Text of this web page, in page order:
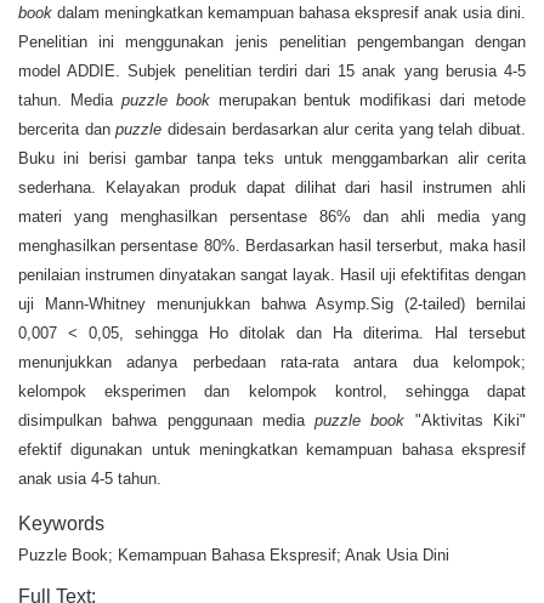
book dalam meningkatkan kemampuan bahasa ekspresif anak usia dini.
Penelitian ini menggunakan jenis penelitian pengembangan dengan
model ADDIE. Subjek penelitian terdiri dari 15 anak yang berusia 4-5
tahun. Media puzzle bookmerupakan bentuk modifikasi dari metode
bercerita danpuzzle didesain berdasarkan alur cerita yang telah dibuat.
Buku ini berisi gambar tanpa teks untuk menggambarkan alir cerita
sederhana. Kelayakan produk dapat dilihat dari hasil instrumen ahli
materi yang menghasilkan persentase 86% dan ahli media yang
menghasilkan persentase 80%. Berdasarkan hasil terserbut, maka hasil
penilaian instrumen dinyatakan sangat layak. Hasil uji efektifitas dengan
uji Mann-Whitney menunjukkan bahwa Asymp.Sig (2-tailed) bernilai
0,007 < 0,05, sehingga Ho ditolak dan Ha diterima. Hal tersebut
menunjukkan adanya perbedaan rata-rata antara dua kelompok;
kelompok eksperimen dan kelompok kontrol, sehingga dapat
disimpulkan bahwa penggunaan mediapuzzle book "Aktivitas Kiki"
efektif digunakan untuk meningkatkan kemampuan bahasa ekspresif
anak usia 4-5 tahun.
Keywords
Puzzle Book; Kemampuan Bahasa Ekspresif; Anak Usia Dini
Full Text: